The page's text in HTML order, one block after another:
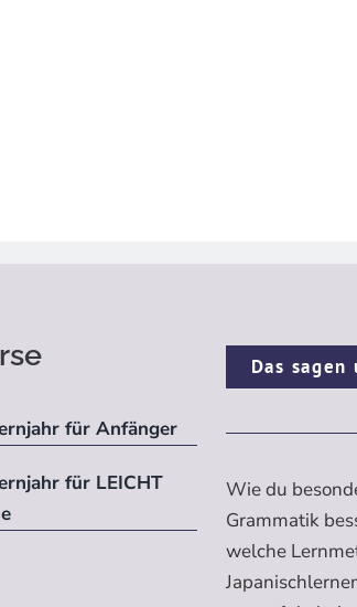
für Anfänger
für LEICHT
Das
Wie du
Grammatik
welche